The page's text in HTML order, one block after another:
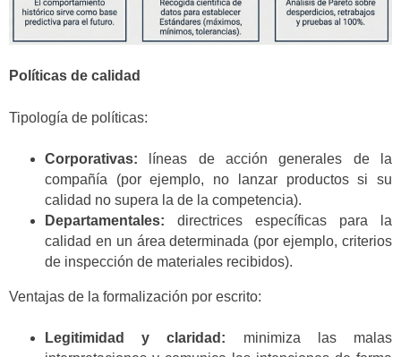
Políticas de calidad
Tipología de políticas:
Corporativas: líneas de acción generales de la
compañía (por ejemplo, no lanzar productos si su
calidad no supera la de la competencia).
Departamentales: directrices específicas para la
calidad en un área determinada (por ejemplo, criterios
de inspección de materiales recibidos).
Ventajas de la formalización por escrito:
Legitimidad y claridad: minimiza las malas